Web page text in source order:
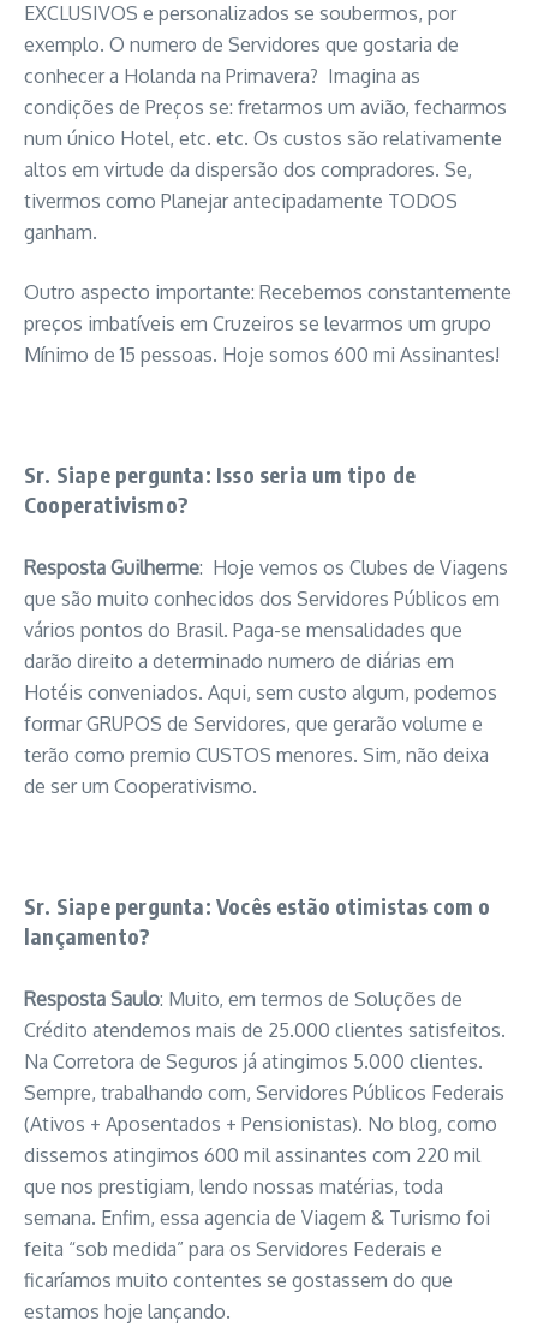
EXCLUSIVOS e personalizados se soubermos, por
exemplo. O numero de Servidores que gostaria de
conhecer a Holanda na Primavera? Imagina as
condições de Preços se: fretarmos um avião, fecharmos
num único Hotel, etc. etc. Os custos são relativamente
altos em virtude da dispersão dos compradores. Se,
tivermos como Planejar antecipadamente TODOS
ganham.
Outro aspecto importante: Recebemos constantemente
preços imbatíveis em Cruzeiros se levarmos um grupo
Mínimo de 15 pessoas. Hoje somos 600 mi Assinantes!
Sr. Siape pergunta: Isso seria um tipo de
Cooperativismo?
Resposta Guilherme: Hoje vemos os Clubes de Viagens
que são muito conhecidos dos Servidores Públicos em
vários pontos do Brasil. Paga-se mensalidades que
darão direito a determinado numero de diárias em
Hotéis conveniados. Aqui, sem custo algum, podemos
formar GRUPOS de Servidores, que gerarão volume e
terão como premio CUSTOS menores. Sim, não deixa
de ser um Cooperativismo.
Sr. Siape pergunta: Vocês estão otimistas com o
lançamento?
Resposta Saulo: Muito, em termos de Soluções de
Crédito atendemos mais de 25.000 clientes satisfeitos.
Na Corretora de Seguros já atingimos 5.000 clientes.
Sempre, trabalhando com, Servidores Públicos Federais
(Ativos + Aposentados + Pensionistas). No blog, como
dissemos atingimos 600 mil assinantes com 220 mil
que nos prestigiam, lendo nossas matérias, toda
semana. Enfim, essa agencia de Viagem & Turismo foi
feita “sob medida” para os Servidores Federais e
ficaríamos muito contentes se gostassem do que
estamos hoje lançando.